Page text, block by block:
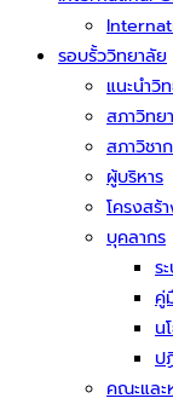
รอบรั้ววิทยาลัย
แนะนำวิ
สภาวิทย
สภาวิชา
ผู้บริหาร
โครงสร้
บุคลากร
ร
คู่
น
ป
คณะแล